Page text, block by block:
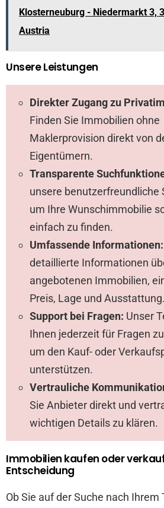
Klosterneuburg - Niedermarkt 3,
Austria
Unsere Leistungen
Direkter Zugang zu
Finden Sie Immobilien ohne
Maklerprovision direkt von
Eigentümern.
Transparente
unsere benutzerfreundliche
um Ihre Wunschimmobilie
einfach zu finden.
Umfassende Informationen:
detaillierte Informationen
angebotenen Immobilien,
Preis, Lage und Ausstattung.
Support bei Fragen: Unser
Ihnen jederzeit für Fragen
um den Kauf- oder
unterstützen.
Vertrauliche
Sie Anbieter direkt und
wichtigen Details zu klären.
Immobilien kaufen oder
Entscheidung
Ob Sie auf der Suche nach Ihrem